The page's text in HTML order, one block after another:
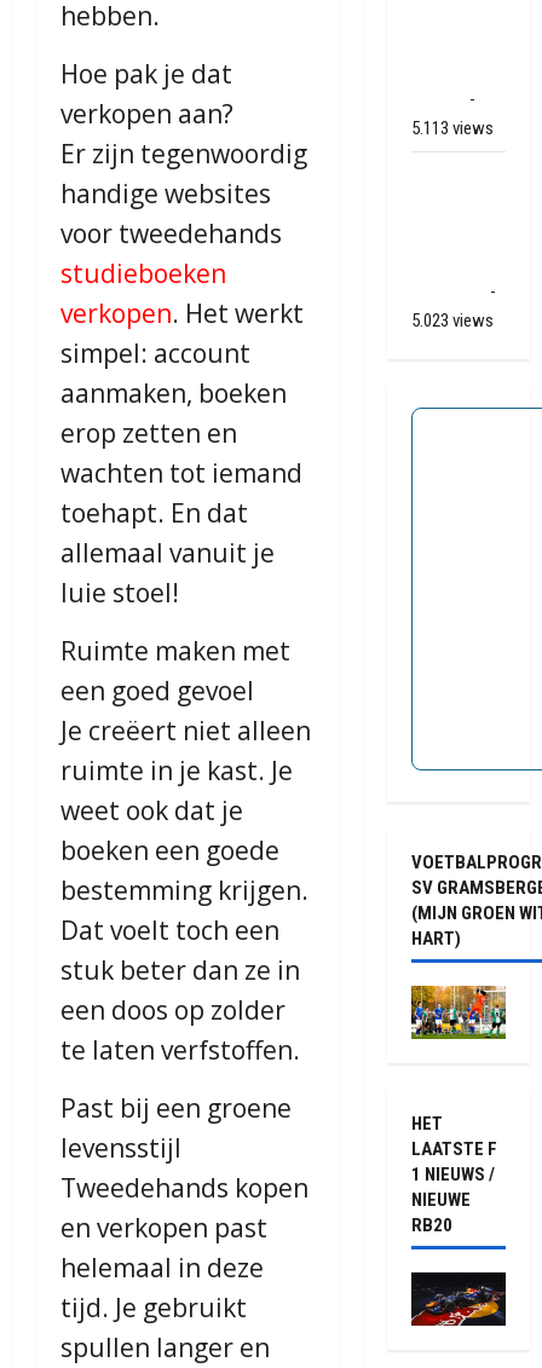
hebben.
Hoe pak je dat
verkopen aan?
Er zijn tegenwoordig
handige websites
voor tweedehands
studieboeken
verkopen. Het werkt
simpel: account
aanmaken, boeken
erop zetten en
wachten tot iemand
toehapt. En dat
allemaal vanuit je
luie stoel!
Ruimte maken met
een goed gevoel
Je creëert niet alleen
ruimte in je kast. Je
weet ook dat je
boeken een goede
bestemming krijgen.
Dat voelt toch een
stuk beter dan ze in
een doos op zolder
te laten verfstoffen.
Past bij een groene
levensstijl
Tweedehands kopen
en verkopen past
helemaal in deze
tijd. Je gebruikt
spullen langer en
-
5.113 views
-
5.023 views
SV
(MIJN GROEN
HART)
HET
LAATSTE F
1 NIEUWS /
NIEUWE
RB20